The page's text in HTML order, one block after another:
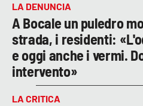
LA DENUNCIA
A Bocale un puledro
strada, i residenti:
e oggi anche i vermi.
intervento»
LA CRITICA